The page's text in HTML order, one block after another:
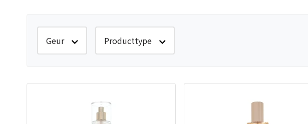
Geur Producttype